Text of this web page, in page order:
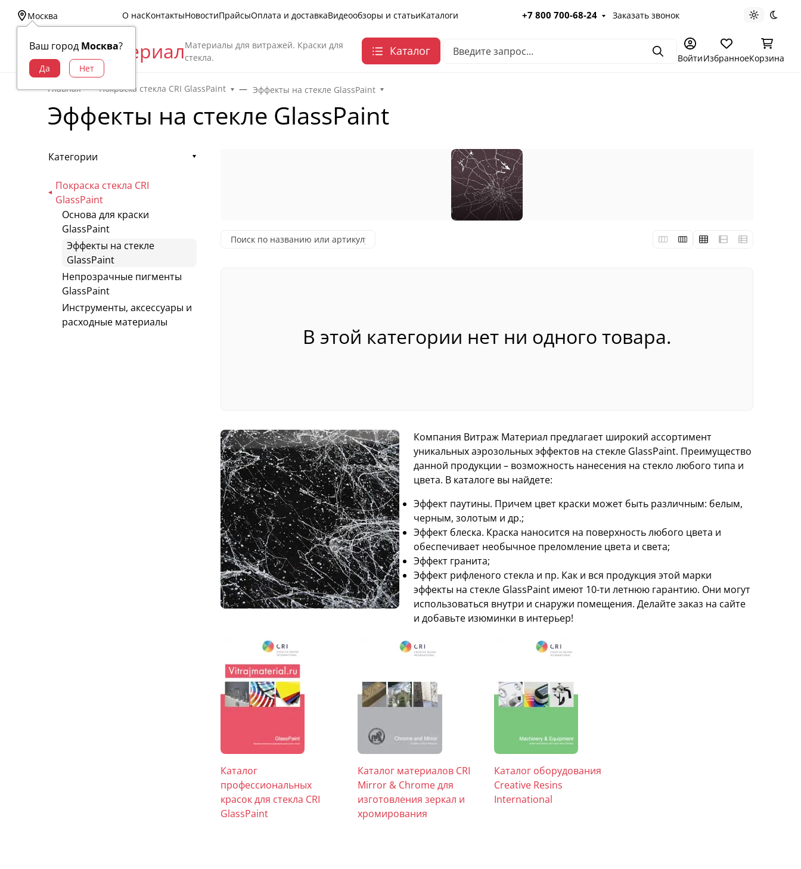
Москва
Ваш город Москва?
О насКонтактыНовостиПрайсыОплата и доставкаВидеообзоры и статьиКаталоги +7 800 700-68-24 Заказать звонок Светлая
Витраж МатериалМатериалы для витражей. Краски для
стекла.
Каталог ПоискВойтиИзбранноеКорзина
Главная Покраска стекла CRI GlassPaint Эффекты на стекле GlassPaint
Эффекты на стекле GlassPaint
Категории
Покраска стекла CRI
GlassPaint
Основа для краски
GlassPaint
Эффекты на стекле
GlassPaint
Непрозрачные пигменты
GlassPaint
Инструменты, аксессуары и
расходные материалы
В этой категории нет ни одного товара.
Компания Витраж Материал предлагает широкий ассортимент
уникальных аэрозольных эффектов на стекле GlassPaint. Преимущество
данной продукции – возможность нанесения на стекло любого типа и
цвета. В каталоге вы найдете:
Эффект паутины. Причем цвет краски может быть различным: белым,
черным, золотым и др.;
Эффект блеска. Краска наносится на поверхность любого цвета и
обеспечивает необычное преломление цвета и света;
Эффект гранита;
Эффект рифленого стекла и пр. Как и вся продукция этой марки
эффекты на стекле GlassPaint имеют 10-ти летнюю гарантию. Они могут
использоваться внутри и снаружи помещения. Делайте заказ на сайте
и добавьте изюминки в интерьер!
Каталог
профессиональных
красок для стекла CRI
GlassPaint
Каталог материалов CRI
Mirror & Chrome для
изготовления зеркал и
хромирования
Каталог оборудования
Creative Resins
International